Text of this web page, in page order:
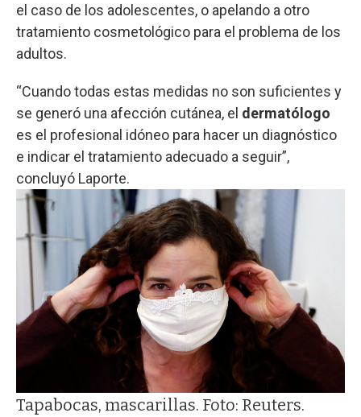
el caso de los adolescentes, o apelando a otro
tratamiento cosmetológico para el problema de los
adultos.
“Cuando todas estas medidas no son suficientes y
se generó una afección cutánea, el dermatólogo
es el profesional idóneo para hacer un diagnóstico
e indicar el tratamiento adecuado a seguir”,
concluyó Laporte.
Tapabocas, mascarillas. Foto: Reuters.